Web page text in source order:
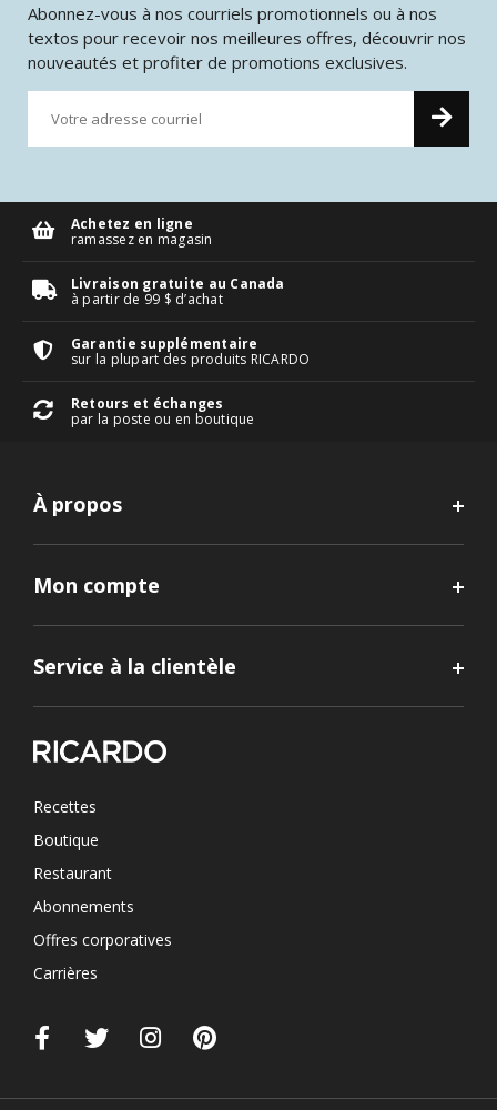
Abonnez-vous à nos courriels promotionnels ou à nos
textos pour recevoir nos meilleures offres, découvrir nos
nouveautés et profiter de promotions exclusives.
Achetez en ligne
ramassez en magasin
Livraison gratuite au Canada
à partir de 99 $ d’achat
Garantie supplémentaire
sur la plupart des produits RICARDO
Retours et échanges
par la poste ou en boutique
À propos
Mon compte
Service à la clientèle
Recettes
Boutique
Restaurant
Abonnements
Offres corporatives
Carrières